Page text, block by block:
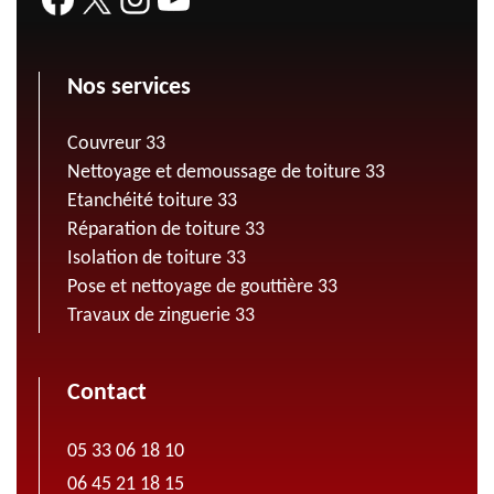
Nos services
Couvreur 33
Nettoyage et demoussage de toiture 33
Etanchéité toiture 33
Réparation de toiture 33
Isolation de toiture 33
Pose et nettoyage de gouttière 33
Travaux de zinguerie 33
Contact
05 33 06 18 10
06 45 21 18 15